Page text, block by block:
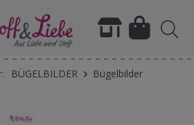
BÜGELBILDER
Bügelbilder